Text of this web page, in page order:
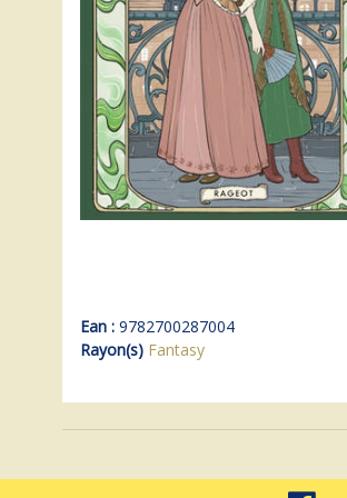
Ean : 9782700287004
Rayon(s) Fantasy